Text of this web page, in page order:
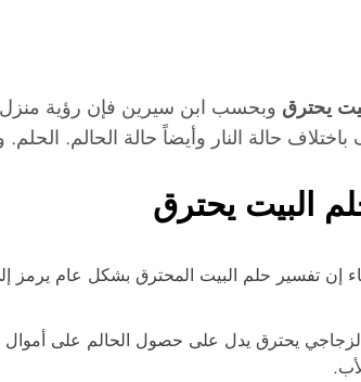
يحترق وبحسب ابن سيرين فإن رؤية منزل
باختلاف حالة النار وأيضاً حالة الحالم.
البيت يحترق
إن تفسير حلم البيت المحترق بشكل عام
يحترق يدل على حصول الحالم على